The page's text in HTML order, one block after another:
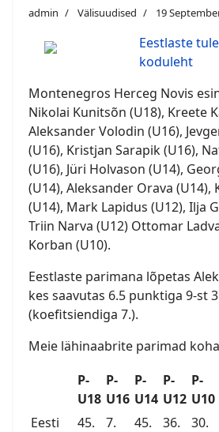
admin Välisuudised 19
Eestlaste
koduleht
Montenegros Herceg Novis
Nikolai Kunitsõn (U18), Kreete
Aleksander Volodin (U16),
(U16), Kristjan Sarapik (U16),
(U16), Jüri Holvason (U14),
(U14), Aleksander Orava (U14),
(U14), Mark Lapidus (U12), Ilja
Triin Narva (U12) Ottomar
Korban (U10).
Eestlaste parimana lõpetas
kes saavutas 6.5 punktiga 9-st
(koefitsiendiga 7.).
Meie lähinaabrite parimad
P-
U18
P-
U16
P-
U14
P-
U12
P-
U10
Eesti
45. 7. 45. 36. 30.